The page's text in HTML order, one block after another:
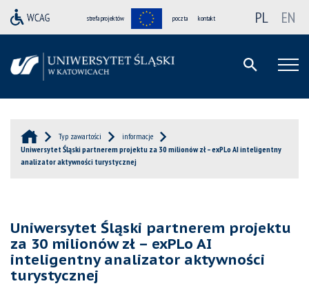
strefa projektów poczta kontakt PL EN
Typ zawartości
informacje
Uniwersytet Śląski partnerem projektu za 30 milionów zł – exPLo AI inteligentny
analizator aktywności turystycznej
Uniwersytet Śląski partnerem projektu
za 30 milionów zł – exPLo AI
inteligentny analizator aktywności
turystycznej